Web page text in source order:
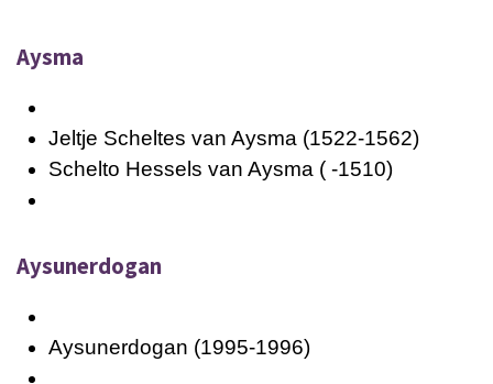
Aysma
Jeltje Scheltes van Aysma (1522-1562)
Schelto Hessels van Aysma ( -1510)
Aysunerdogan
Aysunerdogan (1995-1996)